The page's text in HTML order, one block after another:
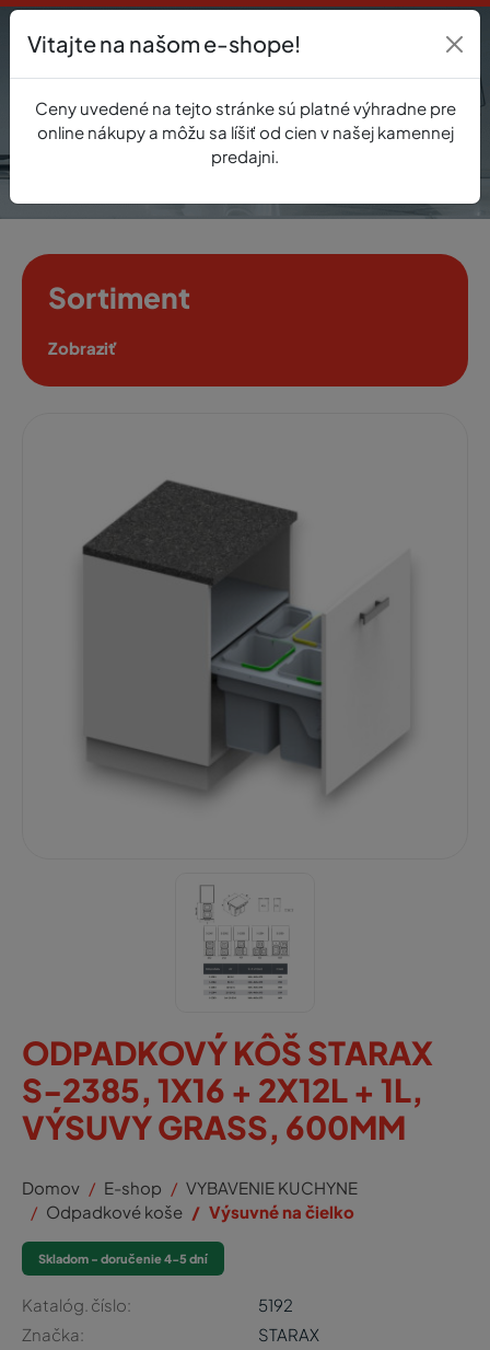
0
Sortiment
Zobraziť
ODPADKOVÝ KÔŠ STARAX
S-2385, 1X16 + 2X12L + 1L,
VÝSUVY GRASS, 600MM
Domov E-shop
VYBAVENIE KUCHYNE
Odpadkové koše
Výsuvné na čielko
Skladom - doručenie 4-5 dní
Katalóg. číslo:
5192
Značka:
STARAX
Vitajte na našom e-shope!
Ceny uvedené na tejto stránke sú platné výhradne pre
online nákupy a môžu sa líšiť od cien v našej kamennej
predajni.